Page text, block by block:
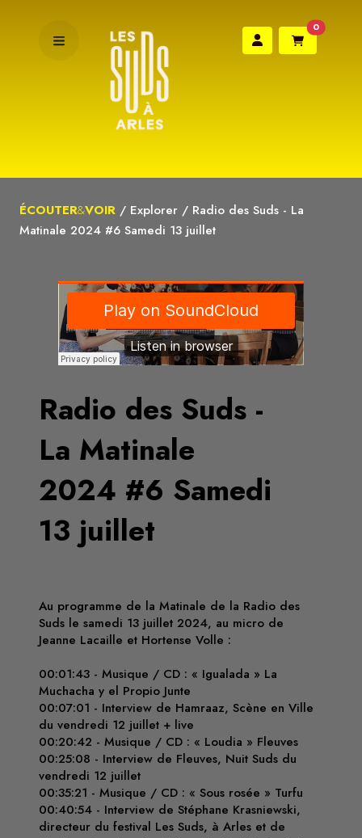
0
ÉCOUTER&VOIR / Explorer / Radio des Suds - La
Matinale 2024 #6 Samedi 13 juillet
Radio des Suds -
La Matinale
2024 #6 Samedi
13 juillet
Au programme de la Matinale de la Radio des
Suds le samedi 13 juillet 2024, au micro de
Jeanne Lacaille et Hortense Volle :
00:01:43 - Musique / CD : « Igualada » La
Muchacha y el Propio Junte
00:07:01 - Interview de Hamraaz, Scène en Ville
du vendredi 12 juillet + live
00:20:42 - Musique / CD : « Loudia » Fleuves
00:25:08 - Interview de Fleuves, Nuit Suds du
vendredi 12 juillet
00:35:21 - Musique / CD : « Sous rosée » Turfu
00:40:54 - Interview de Stéphane Krasniewski,
directeur du festival Les Suds, à Arles et de